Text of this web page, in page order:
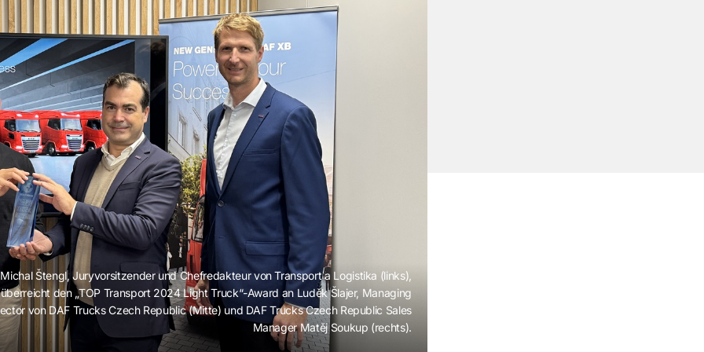
Michal Štengl, Juryvorsitzender und Chefredakteur von Transport a Logistika (links),
überreicht den „TOP Transport 2024 Light Truck“-Award an Luděk Šlajer, Managing
von DAF Trucks Czech Republic (Mitte) und DAF Trucks Czech Republic Sales
Manager Matěj Soukup (rechts).